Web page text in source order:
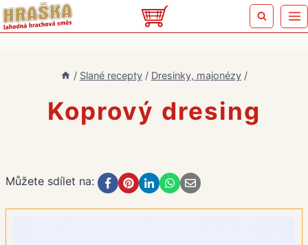
Přeskočit
na
/ Slané recepty / Dresinky, majonézy /
Koprový dresing
Můžete sdílet na: